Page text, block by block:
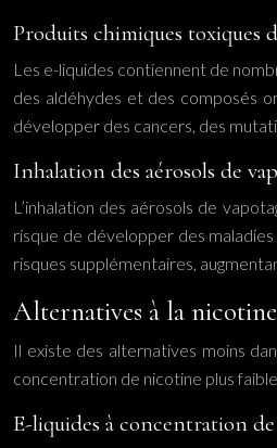
Produits chimiques toxiques
Les e-liquides contiennent de
des aldéhydes et des composés
développer des cancers, des
Inhalation des aérosols de
L’inhalation des aérosols de
risque de développer des
risques supplémentaires,
Alternatives à la
Il existe des alternatives moins
concentration de nicotine plus
E-liquides à concentration